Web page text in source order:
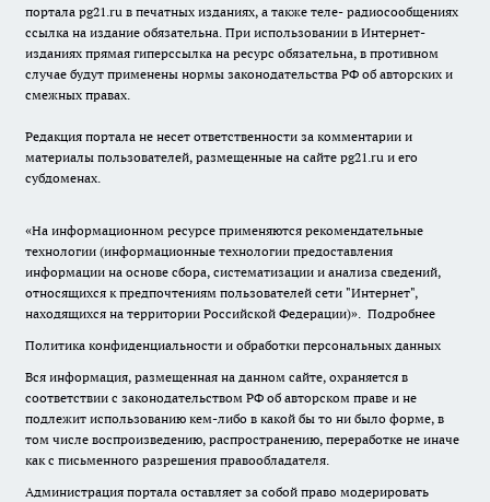
портала pg21.ru в печатных изданиях, а также теле- радиосообщениях
ссылка на издание обязательна. При использовании в Интернет-
изданиях прямая гиперссылка на ресурс обязательна, в противном
случае будут применены нормы законодательства РФ об авторских и
смежных правах.
Редакция портала не несет ответственности за комментарии и
материалы пользователей, размещенные на сайте pg21.ru и его
субдоменах.
«На информационном ресурсе применяются рекомендательные
технологии (информационные технологии предоставления
информации на основе сбора, систематизации и анализа сведений,
относящихся к предпочтениям пользователей сети "Интернет",
находящихся на территории Российской Федерации)». Подробнее
Политика конфиденциальности и обработки персональных данных
Вся информация, размещенная на данном сайте, охраняется в
соответствии с законодательством РФ об авторском праве и не
подлежит использованию кем-либо в какой бы то ни было форме, в
том числе воспроизведению, распространению, переработке не иначе
как с письменного разрешения правообладателя.
Администрация портала оставляет за собой право модерировать